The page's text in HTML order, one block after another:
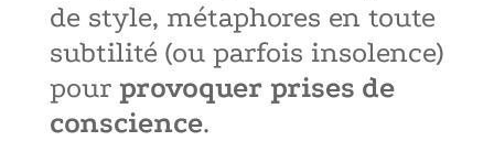
de style, métaphores en toute
subtilité (ou parfois insolence)
pour provoquer prises de
conscience.